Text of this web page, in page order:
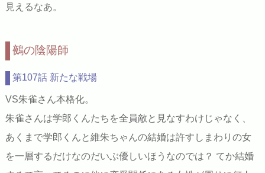
見えるなあ。
鵺の陰陽師
第107話 新たな戦場
VS朱雀さん本格化。
朱雀さんは学郎くんたちを全員敵と見なすわけじゃなく、
あくまで学郎くんと維朱ちゃんの結婚は許すしまわりの女
を一層するだけなのだいぶ優しいほうなのでは？ てか結婚